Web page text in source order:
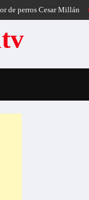
Cesar Millán La